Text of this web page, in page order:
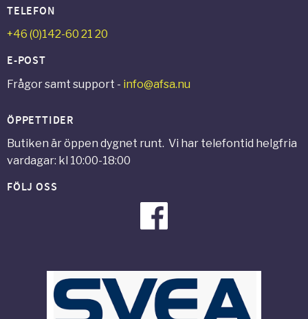
TELEFON
+46 (0)142-60 21 20
E-POST
Frågor samt support - info@afsa.nu
ÖPPETTIDER
Butiken är öppen dygnet runt. Vi har telefontid helgfria
vardagar: kl 10:00-18:00
FÖLJ OSS